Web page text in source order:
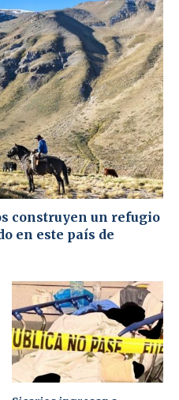
construyen un refugio
en este país de